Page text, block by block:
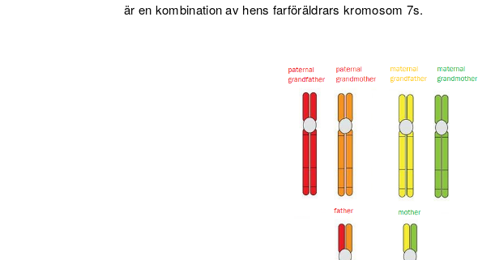
är en kombination av hens farföräldrars kromosom 7s.